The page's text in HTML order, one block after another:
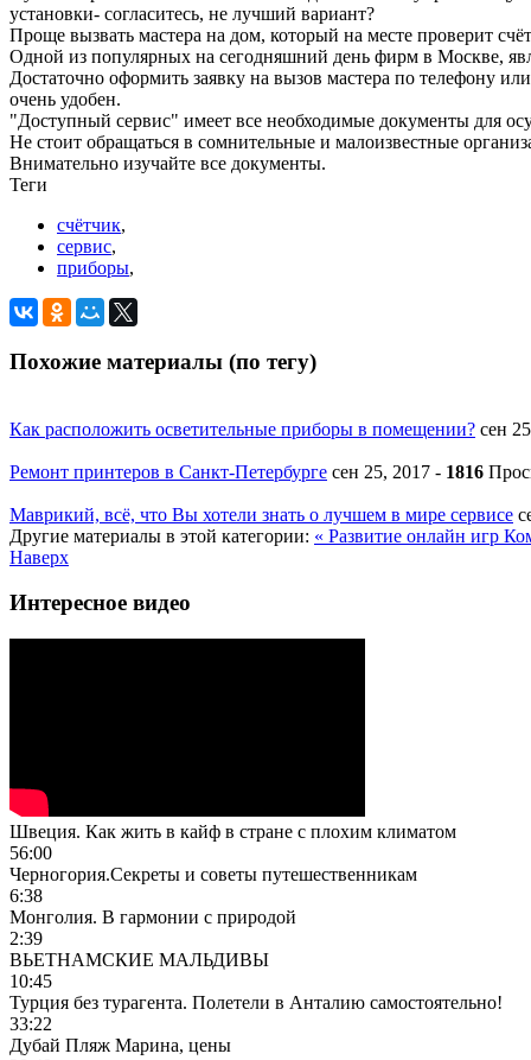
установки- согласитесь, не лучший вариант?
Проще вызвать мастера на дом, который на месте проверит
Одной из популярных на сегодняшний день фирм в Москве,
Достаточно оформить заявку на вызов мастера по телефону
очень удобен.
"Доступный сервис" имеет все необходимые документы для
Не стоит обращаться в сомнительные и малоизвестные
Внимательно изучайте все документы.
Теги
счётчик,
сервис,
приборы,
Похожие материалы (по тегу)
Как расположить осветительные приборы в помещении? сен
Ремонт принтеров в Санкт-Петербурге сен 25, 2017 - 1816
Маврикий, всё, что Вы хотели знать о лучшем в мире сервисе
Другие материалы в этой категории: « Развитие онлайн игр
Наверх
Интересное видео
Швеция. Как жить в кайф в стране с плохим климатом
56:00
Черногория.Секреты и советы путешественникам
6:38
Монголия. В гармонии с природой
2:39
ВЬЕТНАМСКИЕ МАЛЬДИВЫ
10:45
Турция без турагента. Полетели в Анталию самостоятельно!
33:22
Дубай Пляж Марина, цены